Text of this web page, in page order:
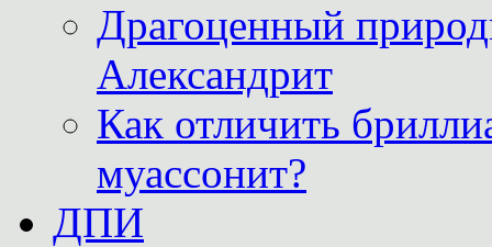
Драгоценный
Александрит
Как отличить
муассонит?
ДПИ